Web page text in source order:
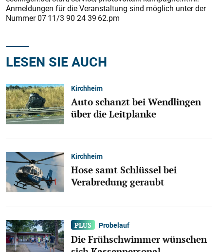
Anmeldungen für die Veranstaltung sind möglich unter der
Nummer 07 11/3 90 24 39 62.pm
LESEN SIE AUCH
Kirchheim
Auto schanzt bei Wendlingen
über die Leitplanke
Kirchheim
Hose samt Schlüssel bei
Verabredung geraubt
Probelauf
Die Frühschwimmer wünschen